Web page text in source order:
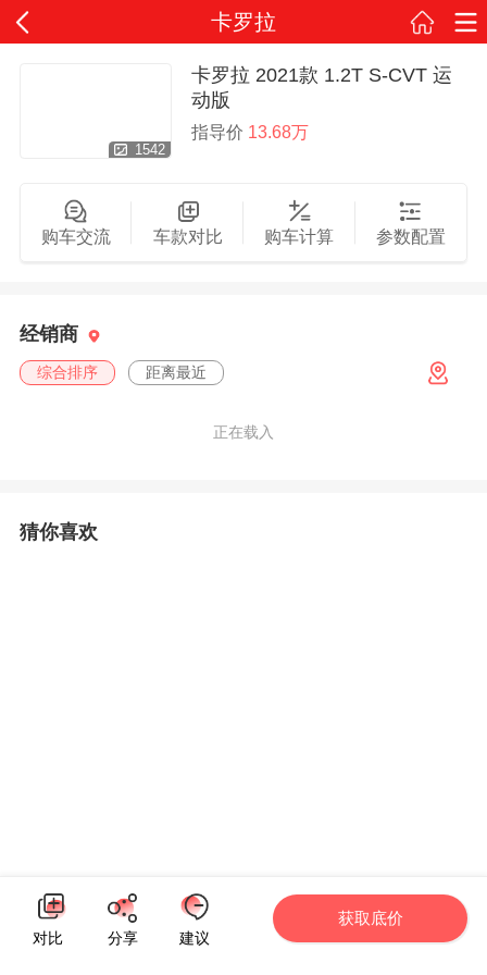
卡罗拉
1542
卡罗拉 2021款 1.2T S-CVT 运
动版
指导价 13.68万
购车交流 车款对比 购车计算 参数配置
经销商
综合排序 距离最近
正在载入
猜你喜欢
对比 分享 建议
获取底价